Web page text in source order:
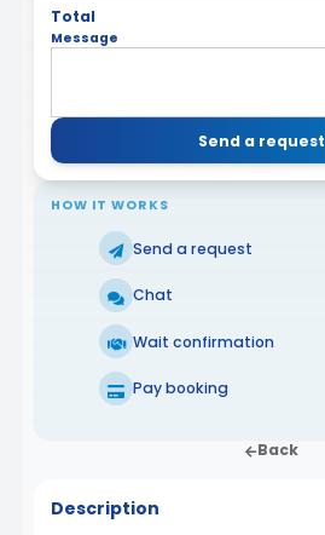
Total
Message
Send a request
HOW IT WORKS
Send a request
Chat
Wait confirmation
Pay booking
Back
Description